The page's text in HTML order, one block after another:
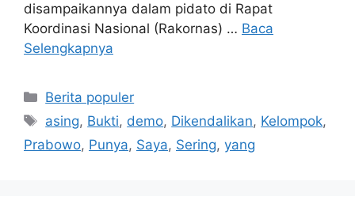
disampaikannya dalam pidato di Rapat
Koordinasi Nasional (Rakornas) … Baca
Selengkapnya
Kategori
Berita populer
Tag
asing, Bukti, demo, Dikendalikan, Kelompok,
Prabowo, Punya, Saya, Sering, yang